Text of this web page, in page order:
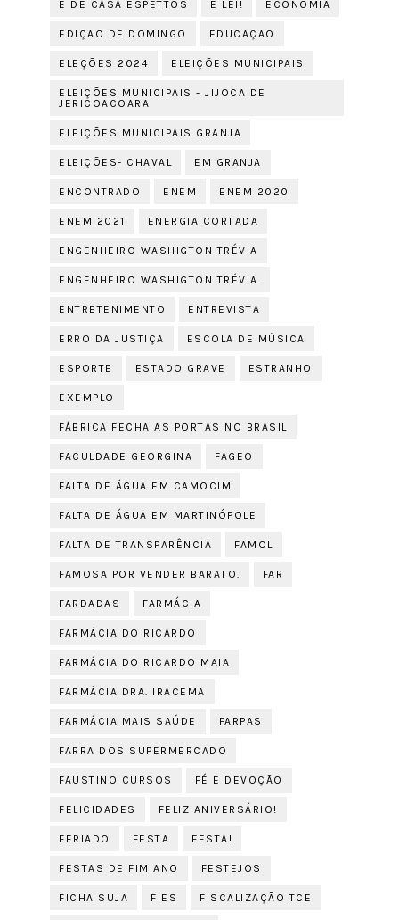
É DE CASA ESPETTOS É LEI! ECONOMIA
EDIÇÃO DE DOMINGO EDUCAÇÃO
ELEÇÕES 2024 ELEIÇÕES MUNICIPAIS
ELEIÇÕES MUNICIPAIS - JIJOCA DE
JERICOACOARA
ELEIÇÕES MUNICIPAIS GRANJA
ELEIÇÕES- CHAVAL EM GRANJA
ENCONTRADO ENEM ENEM 2020
ENEM 2021 ENERGIA CORTADA
ENGENHEIRO WASHIGTON TRÉVIA
ENGENHEIRO WASHIGTON TRÉVIA.
ENTRETENIMENTO ENTREVISTA
ERRO DA JUSTIÇA ESCOLA DE MÚSICA
ESPORTE ESTADO GRAVE ESTRANHO
EXEMPLO
FÁBRICA FECHA AS PORTAS NO BRASIL
FACULDADE GEORGINA FAGEO
FALTA DE ÁGUA EM CAMOCIM
FALTA DE ÁGUA EM MARTINÓPOLE
FALTA DE TRANSPARÊNCIA FAMOL
FAMOSA POR VENDER BARATO. FAR
FARDADAS FARMÁCIA
FARMÁCIA DO RICARDO
FARMÁCIA DO RICARDO MAIA
FARMÁCIA DRA. IRACEMA
FARMÁCIA MAIS SAÚDE FARPAS
FARRA DOS SUPERMERCADO
FAUSTINO CURSOS FÉ E DEVOÇÃO
FELICIDADES FELIZ ANIVERSÁRIO!
FERIADO FESTA FESTA!
FESTAS DE FIM ANO FESTEJOS
FICHA SUJA FIES FISCALIZAÇÃO TCE